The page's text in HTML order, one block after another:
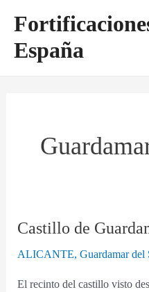
contenido
España
Castillo de
ALICANTE,Guardamar del
El recinto del castillo visto
Castillo